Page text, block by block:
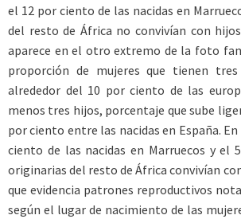
el 12 por ciento de las nacidas en
del resto de África no convivían con
aparece en el otro extremo de la foto
proporción de mujeres que tienen
alrededor del 10 por ciento de las
menos tres hijos, porcentaje que sube
por ciento entre las nacidas en España.
ciento de las nacidas en Marruecos y el
originarias del resto de África convivían
que evidencia patrones reproductivos
según el lugar de nacimiento de las